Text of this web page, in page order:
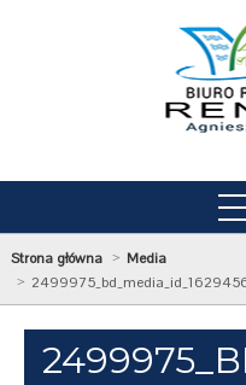
Strona główna
Media